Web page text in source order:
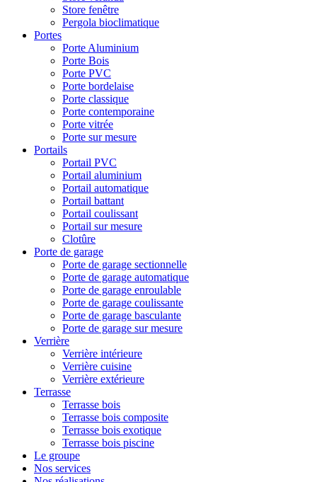
Store fenêtre
Pergola bioclimatique
Portes
Porte Aluminium
Porte Bois
Porte PVC
Porte bordelaise
Porte classique
Porte contemporaine
Porte vitrée
Porte sur mesure
Portails
Portail PVC
Portail aluminium
Portail automatique
Portail battant
Portail coulissant
Portail sur mesure
Clotûre
Porte de garage
Porte de garage sectionnelle
Porte de garage automatique
Porte de garage enroulable
Porte de garage coulissante
Porte de garage basculante
Porte de garage sur mesure
Verrière
Verrière intérieure
Verrière cuisine
Verrière extérieure
Terrasse
Terrasse bois
Terrasse bois composite
Terrasse bois exotique
Terrasse bois piscine
Le groupe
Nos services